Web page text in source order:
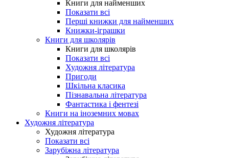
Книги для найменших
Показати всі
Перші книжки для найменших
Книжки-іграшки
Книги для школярів
Книги для школярів
Показати всі
Художня література
Пригоди
Шкільна класика
Пізнавальна література
Фантастика і фентезі
Книги на іноземних мовах
Художня література
Художня література
Показати всі
Зарубіжна література